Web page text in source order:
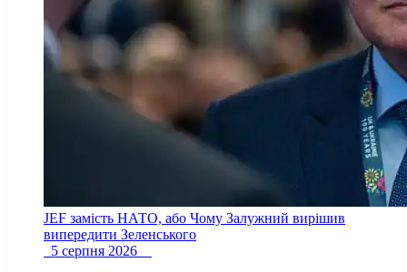
JEF замість НАТО, або Чому Залужний вирішив
випередити Зеленського
5 серпня 2026